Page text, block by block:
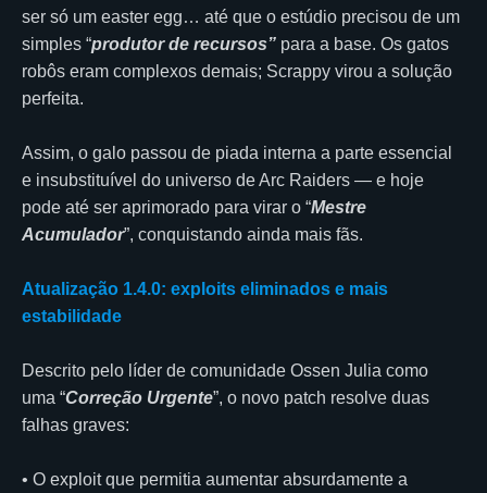
ser só um easter egg… até que o estúdio precisou de um
simples “produtor de recursos” para a base. Os gatos
robôs eram complexos demais; Scrappy virou a solução
perfeita.
Assim, o galo passou de piada interna a parte essencial
e insubstituível do universo de Arc Raiders — e hoje
pode até ser aprimorado para virar o “Mestre
Acumulador”, conquistando ainda mais fãs.
Atualização 1.4.0: exploits eliminados e mais
estabilidade
Descrito pelo líder de comunidade Ossen Julia como
uma “Correção Urgente”, o novo patch resolve duas
falhas graves:
• O exploit que permitia aumentar absurdamente a